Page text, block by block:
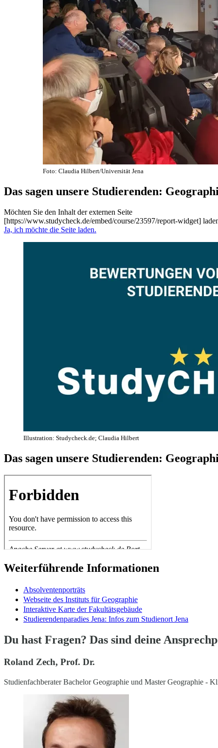
Foto: Claudia Hilbert/Universität Jena
Das sagen unsere Studierenden:
Möchten Sie den Inhalt der externen Seite
[https://www.studycheck.de/embed/course/23597/report-widget]
Ja, ich möchte die Seite laden.
Illustration: Studycheck.de; Claudia Hilbert
Das sagen unsere Studierenden:
Weiterführende Informationen
Absolventenporträts
Webseite des Instituts für Geographie
Interaktive Karte der Fakultätsgebäude
Studierendenparadies Jena: Infos zum Studienort Jena
Du hast Fragen? Das sind deine
Roland Zech, Prof. Dr.
Studienfachberater Bachelor Geographie und Master Geographie -